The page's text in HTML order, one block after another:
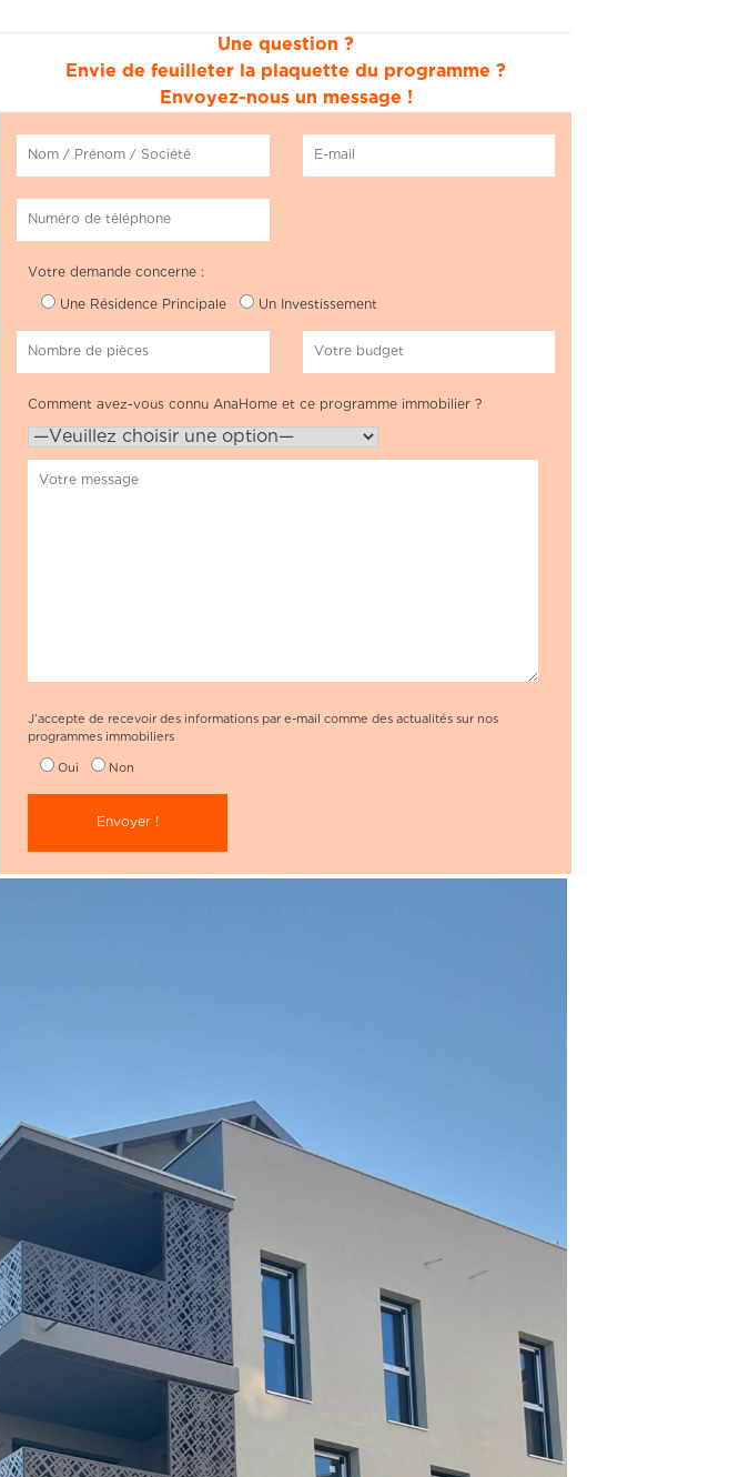
Une question ?
Envie de feuilleter la plaquette du programme ?
Envoyez-nous un message !
Votre demande concerne :
Une Résidence Principale Un Investissement
Comment avez-vous connu AnaHome et ce programme immobilier ?
J’accepte de recevoir des informations par e-mail comme des actualités sur nos
programmes immobiliers
Oui Non